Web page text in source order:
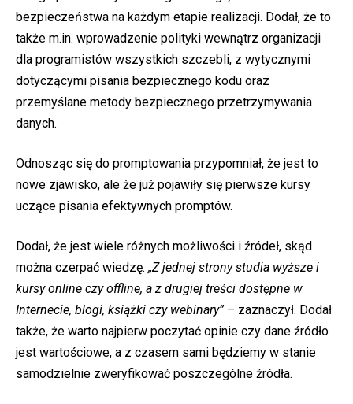
bezpieczeństwa na każdym etapie realizacji. Dodał, że to
także m.in. wprowadzenie polityki wewnątrz organizacji
dla programistów wszystkich szczebli, z wytycznymi
dotyczącymi pisania bezpiecznego kodu oraz
przemyślane metody bezpiecznego przetrzymywania
danych.
Odnosząc się do promptowania przypomniał, że jest to
nowe zjawisko, ale że już pojawiły się pierwsze kursy
uczące pisania efektywnych promptów.
Dodał, że jest wiele różnych możliwości i źródeł, skąd
można czerpać wiedzę. „Z jednej strony studia wyższe i
kursy online czy offline, a z drugiej treści dostępne w
Internecie, blogi, książki czy webinary”– zaznaczył. Dodał
także, że warto najpierw poczytać opinie czy dane źródło
jest wartościowe, a z czasem sami będziemy w stanie
samodzielnie zweryfikować poszczególne źródła.